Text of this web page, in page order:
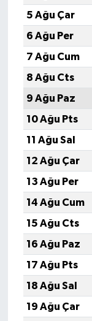
5 Ağu Çar
6 Ağu Per
7 Ağu Cum
8 Ağu Cts
9 Ağu Paz
10 Ağu Pts
11 Ağu Sal
12 Ağu Çar
13 Ağu Per
14 Ağu Cum
15 Ağu Cts
16 Ağu Paz
17 Ağu Pts
18 Ağu Sal
19 Ağu Çar